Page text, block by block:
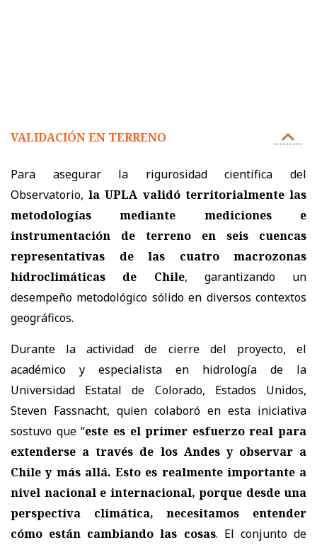
VALIDACIÓN EN TERRENO
Para asegurar la rigurosidad científica del
Observatorio, la UPLA validó territorialmente las
metodologías mediante mediciones e
instrumentación de terreno en seis cuencas
representativas de las cuatro macrozonas
hidroclimáticas de Chile, garantizando un
desempeño metodológico sólido en diversos contextos
geográficos.
Durante la actividad de cierre del proyecto, el
académico y especialista en hidrología de la
Universidad Estatal de Colorado, Estados Unidos,
Steven Fassnacht, quien colaboró en esta iniciativa
sostuvo que “este es el primer esfuerzo real para
extenderse a través de los Andes y observar a
Chile y más allá. Esto es realmente importante a
nivel nacional e internacional, porque desde una
perspectiva climática, necesitamos entender
cómo están cambiando las cosas. El conjunto de